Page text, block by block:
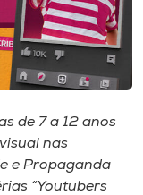
de 7 a 12 anos
nas
e Propaganda
“Youtubers